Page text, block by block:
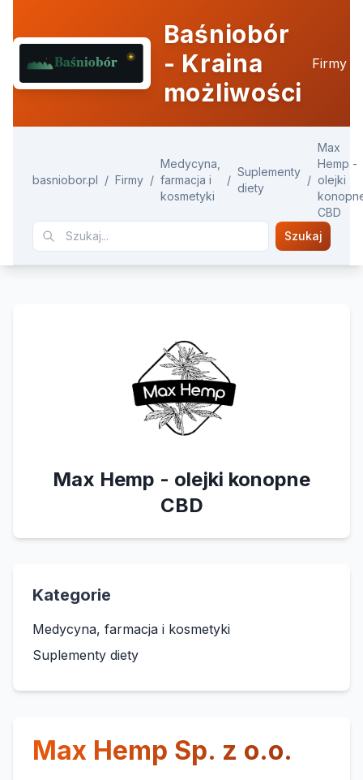
Baśniobór
- Kraina
możliwości
Firmy
basniobor.pl / Firmy /
Medycyna,
farmacja i
kosmetyki
/
Suplementy
diety
/
Max
Hemp -
olejki
CBD
Szukaj
Max Hemp - olejki konopne
CBD
Kategorie
Medycyna, farmacja i kosmetyki
Suplementy diety
Max Hemp Sp. z o.o.